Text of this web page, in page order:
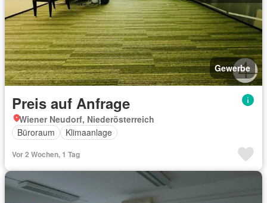
Gewerbe
Preis auf Anfrage
Wiener Neudorf, Niederösterreich
Büroraum
Klimaanlage
Vor 2 Wochen, 1 Tag